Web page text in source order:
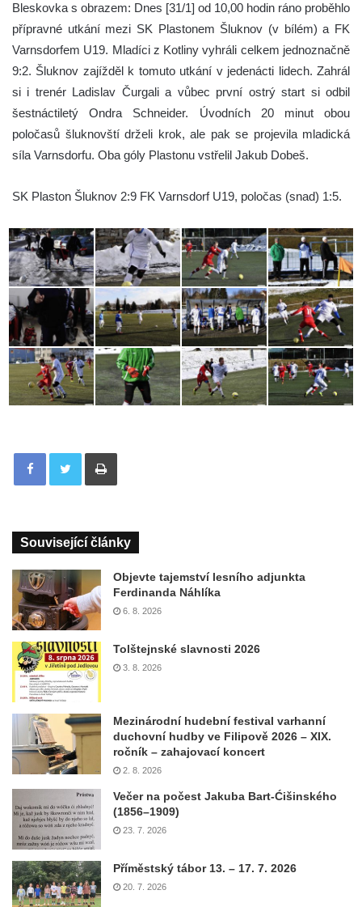
Bleskovka s obrazem: Dnes [31/1] od 10,00 hodin ráno proběhlo
přípravné utkání mezi SK Plastonem Šluknov (v bílém) a FK
Varnsdorfem U19. Mladíci z Kotliny vyhráli celkem jednoznačně
9:2. Šluknov zajížděl k tomuto utkání v jedenácti lidech. Zahrál
si i trenér Ladislav Čurgali a vůbec první ostrý start si odbil
šestnáctiletý Ondra Schneider. Úvodních 20 minut obou
poločasů šluknovští drželi krok, ale pak se projevila mladická
síla Varnsdorfu. Oba góly Plastonu vstřelil Jakub Dobeš.
SK Plaston Šluknov 2:9 FK Varnsdorf U19, poločas (snad) 1:5.
Tisknout
Související články
Objevte tajemství lesního adjunkta
Ferdinanda Náhlíka
6. 8. 2026
Tolštejnské slavnosti 2026
3. 8. 2026
Mezinárodní hudební festival varhanní
duchovní hudby ve Filipově 2026 – XIX.
ročník – zahajovací koncert
2. 8. 2026
Večer na počest Jakuba Bart-Ćišinského
(1856–1909)
23. 7. 2026
Příměstský tábor 13. – 17. 7. 2026
20. 7. 2026